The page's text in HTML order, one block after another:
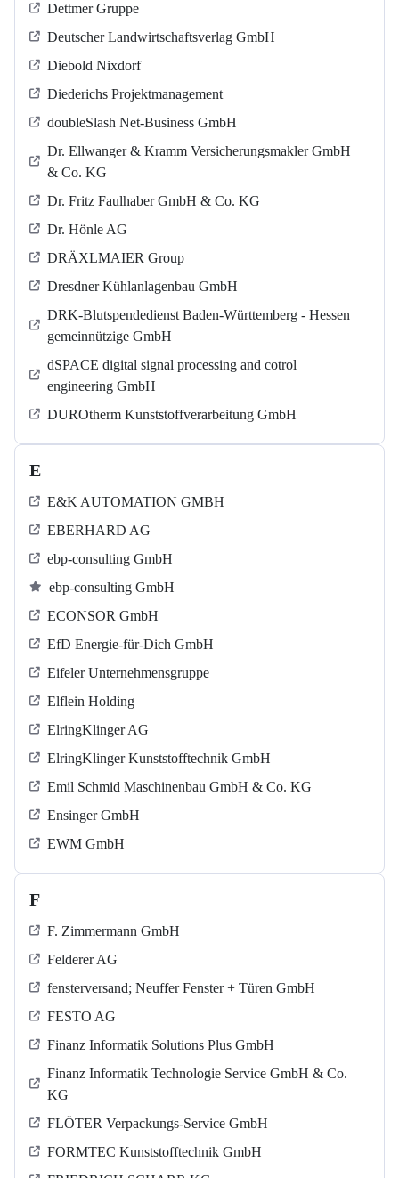
Dettmer Gruppe
Deutscher Landwirtschaftsverlag GmbH
Diebold Nixdorf
Diederichs Projektmanagement
doubleSlash Net-Business GmbH
Dr. Ellwanger & Kramm Versicherungsmakler GmbH
& Co. KG
Dr. Fritz Faulhaber GmbH & Co. KG
Dr. Hönle AG
DRÄXLMAIER Group
Dresdner Kühlanlagenbau GmbH
DRK-Blutspendedienst Baden-Württemberg - Hessen
gemeinnützige GmbH
dSPACE digital signal processing and cotrol
engineering GmbH
DUROtherm Kunststoffverarbeitung GmbH
E
E&K AUTOMATION GMBH
EBERHARD AG
ebp-consulting GmbH
ebp-consulting GmbH
ECONSOR GmbH
EfD Energie-für-Dich GmbH
Eifeler Unternehmensgruppe
Elflein Holding
ElringKlinger AG
ElringKlinger Kunststofftechnik GmbH
Emil Schmid Maschinenbau GmbH & Co. KG
Ensinger GmbH
EWM GmbH
F
F. Zimmermann GmbH
Felderer AG
fensterversand; Neuffer Fenster + Türen GmbH
FESTO AG
Finanz Informatik Solutions Plus GmbH
Finanz Informatik Technologie Service GmbH & Co.
KG
FLÖTER Verpackungs-Service GmbH
FORMTEC Kunststofftechnik GmbH